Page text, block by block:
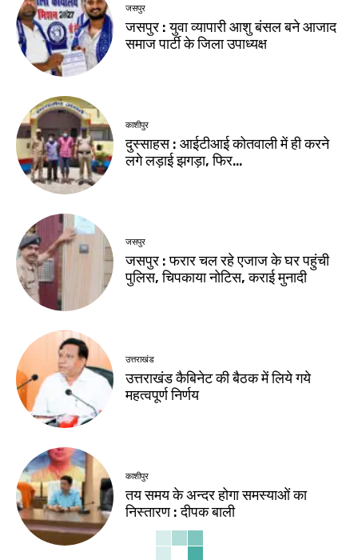
जसपुर
जसपुर : युवा व्यापारी आशु बंसल बने आजाद
समाज पार्टी के जिला उपाध्यक्ष
काशीपुर
दुस्साहस : आईटीआई कोतवाली में ही करने
लगे लड़ाई झगड़ा, फिर…
जसपुर
जसपुर : फरार चल रहे एजाज के घर पहुंची
पुलिस, चिपकाया नोटिस, कराई मुनादी
उत्तराखंड
उत्तराखंड कैबिनेट की बैठक में लिये गये
महत्वपूर्ण निर्णय
काशीपुर
तय समय के अन्दर होगा समस्याओं का
निस्तारण : दीपक बाली